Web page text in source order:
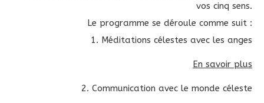
vos cinq sens.
Le programme se déroule comme suit :
1. Méditations célestes avec les anges
En savoir plus
2. Communication avec le monde céleste